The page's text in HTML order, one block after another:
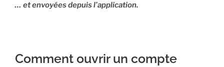
… et envoyées depuis l’application.
Comment ouvrir un compte